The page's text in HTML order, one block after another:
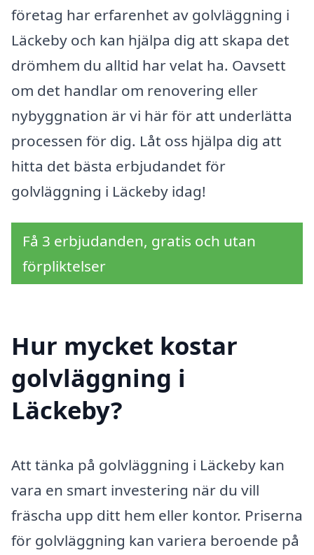
företag har erfarenhet av golvläggning i
Läckeby och kan hjälpa dig att skapa det
drömhem du alltid har velat ha. Oavsett
om det handlar om renovering eller
nybyggnation är vi här för att underlätta
processen för dig. Låt oss hjälpa dig att
hitta det bästa erbjudandet för
golvläggning i Läckeby idag!
Få 3 erbjudanden, gratis och utan
förpliktelser
Hur mycket kostar
golvläggning i
Läckeby?
Att tänka på golvläggning i Läckeby kan
vara en smart investering när du vill
fräscha upp ditt hem eller kontor. Priserna
för golvläggning kan variera beroende på